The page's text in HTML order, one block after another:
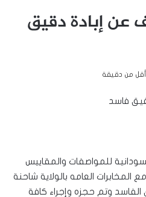
عن إبادة دقيق
أقل من دقيقة
فاسد
للمواصفات والمقاييس
المخابرات العامه بالولاية شاحنة
الدقيق الفاسد وتم حجزه وإجراء كافة